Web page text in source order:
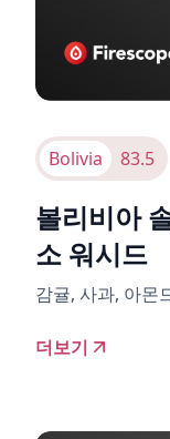
Bolivia 83.5
볼리비아
소 워시드
감귤, 사과, 아몬
더보기